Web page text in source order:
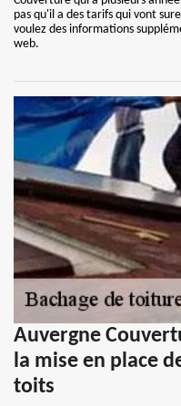
pas qu'il a des tarifs qui vont
voulez des informations
web.
Auvergne
la mise en place
toits